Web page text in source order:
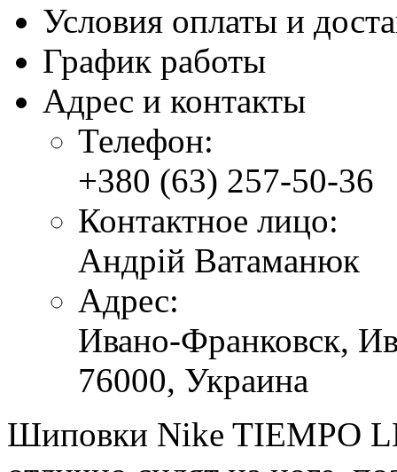
Условия оплаты и
График работы
Адрес и контакты
Телефон:
+380 (63) 257-50-36
Контактное лицо:
Андрій Ватаманюк
Адрес:
Ивано-Франковск,
76000, Украина
Шиповки Nike TIEMPO